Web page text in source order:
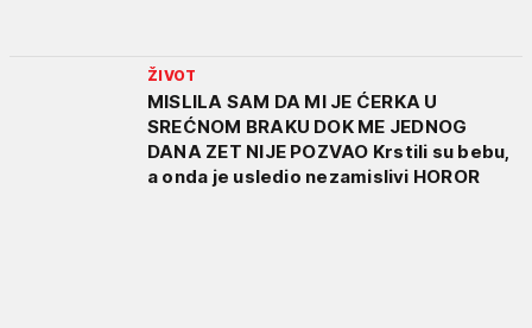
ŽIVOT
MISLILA SAM DA MI JE ĆERKA U
SREĆNOM BRAKU DOK ME JEDNOG
DANA ZET NIJE POZVAO Krstili su bebu,
a onda je usledio nezamislivi HOROR